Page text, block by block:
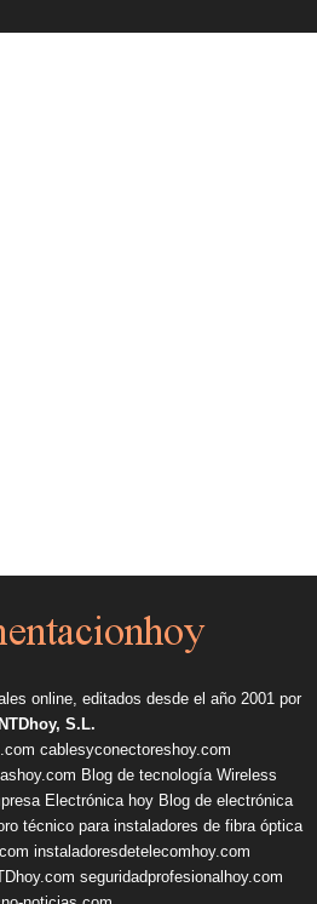
online, editados desde el año 2001 por
NTDhoy, S.L.
cablesyconectoreshoy.com
Blog de tecnología Wireless
Electrónica hoy Blog de electrónica
técnico para instaladores de fibra óptica
instaladoresdetelecomhoy.com
seguridadprofesionalhoy.com